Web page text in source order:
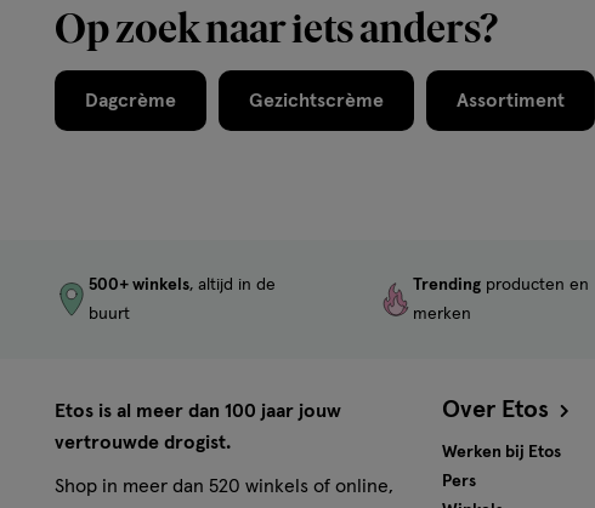
Op zoek naar iets anders?
Dagcrème Gezichtscrème Assortiment
500+ winkels, altijd in de
buurt
Trending producten en
merken
Etos is al meer dan 100 jaar jouw
vertrouwde drogist.
Shop in meer dan 520 winkels of online,
Over Etos
Werken bij Etos
Pers